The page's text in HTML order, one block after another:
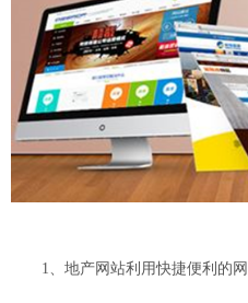
1、地产网站利用快捷便利的网